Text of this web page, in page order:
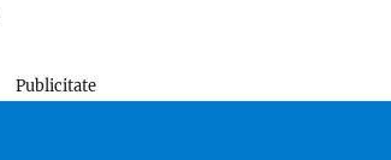
Publicitate